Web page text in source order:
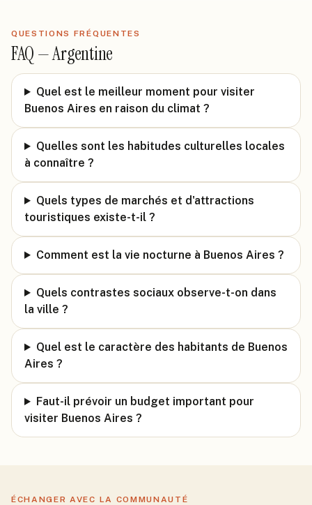
QUESTIONS FRÉQUENTES
FAQ —Argentine
Quel est le meilleur moment pour visiter
Buenos Aires en raison du climat ?
Quelles sont les habitudes culturelles locales
à connaître ?
Quels types de marchés et d'attractions
touristiques existe-t-il ?
Comment est la vie nocturne à Buenos Aires ?
Quels contrastes sociaux observe-t-on dans
la ville ?
Quel est le caractère des habitants de Buenos
Aires ?
Faut-il prévoir un budget important pour
visiter Buenos Aires ?
ÉCHANGER AVEC LA COMMUNAUTÉ